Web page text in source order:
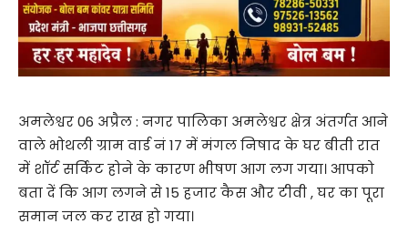
अमलेश्वर 06 अप्रैल : नगर पालिका अमलेश्वर क्षेत्र अंतर्गत आने
वाले भोथली ग्राम वार्ड नं 17 में मंगल निषाद के घर बीती रात
में शॉर्ट सर्किट होने के कारण भीषण आग लग गया। आपको
बता दें कि आग लगने से 15 हजार कैस और टीवी , घर का पूरा
समान जल कर राख हो गया।